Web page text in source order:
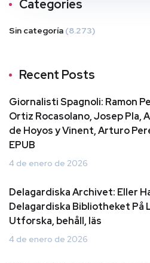
Categories
Sin categoría (8.273)
Recent Posts
Giornalisti Spagnoli: Ramon
Ortiz Rocasolano, Josep Pla,
de Hoyos y Vinent, Arturo
EPUB
4 de enero de 2026
Delagardiska Archivet: Eller
Delagardiska Bibliotheket På
Utforska, behåll, läs
4 de enero de 2026